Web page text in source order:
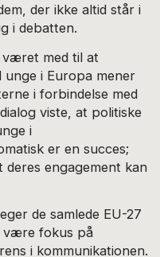
der ikke altid står i
i debatten.
været med til at
unge i Europa mener
i forbindelse med
viste, at politiske
i
er en succes;
deres engagement kan
de samlede EU-27
være fokus på
i kommunikationen.